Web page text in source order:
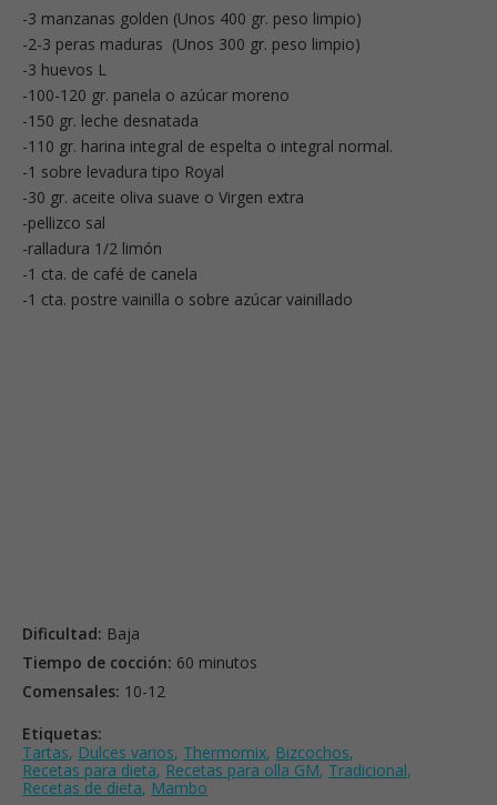
-3 manzanas golden (Unos 400 gr. peso limpio)
-2-3 peras maduras (Unos 300 gr. peso limpio)
-3 huevos L
-100-120 gr. panela o azúcar moreno
-150 gr. leche desnatada
-110 gr. harina integral de espelta o integral normal.
-1 sobre levadura tipo Royal
-30 gr. aceite oliva suave o Virgen extra
-pellizco sal
-ralladura 1/2 limón
-1 cta. de café de canela
-1 cta. postre vainilla o sobre azúcar vainillado
Dificultad: Baja
Tiempo de cocción: 60 minutos
Comensales: 10-12
Etiquetas:
Tartas, Dulces varios, Thermomix, Bizcochos,
Recetas para dieta, Recetas para olla GM, Tradicional,
Recetas de dieta, Mambo